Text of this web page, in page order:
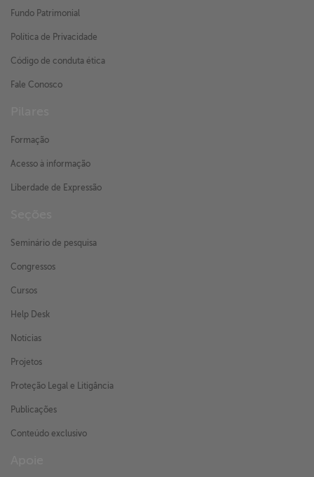
Fundo Patrimonial
Política de Privacidade
Código de conduta ética
Fale Conosco
Formação
Acesso à informação
Liberdade de Expressão
Seminário de pesquisa
Congressos
Cursos
Help Desk
Notícias
Projetos
Proteção Legal e Litigância
Publicações
Conteúdo exclusivo